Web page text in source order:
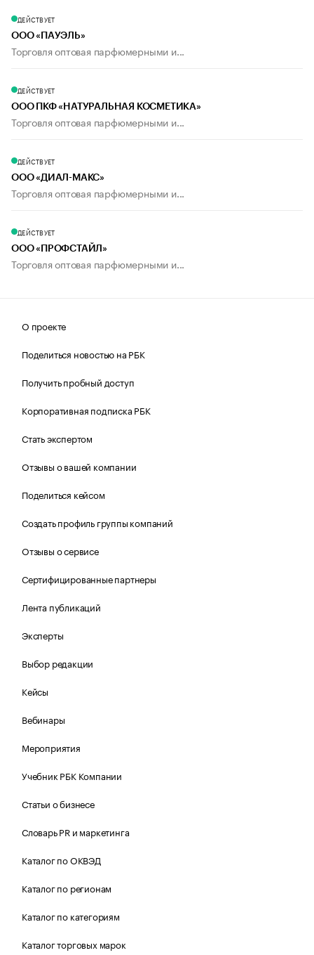
ДЕЙСТВУЕТ
ООО «ПАУЭЛЬ»
Торговля оптовая парфюмерными и...
ДЕЙСТВУЕТ
ООО ПКФ «НАТУРАЛЬНАЯ КОСМЕТИКА»
Торговля оптовая парфюмерными и...
ДЕЙСТВУЕТ
ООО «ДИАЛ-МАКС»
Торговля оптовая парфюмерными и...
ДЕЙСТВУЕТ
ООО «ПРОФСТАЙЛ»
Торговля оптовая парфюмерными и...
О проекте
Поделиться новостью на РБК
Получить пробный доступ
Корпоративная подписка РБК
Стать экспертом
Отзывы о вашей компании
Поделиться кейсом
Создать профиль группы компаний
Отзывы о сервисе
Сертифицированные партнеры
Лента публикаций
Эксперты
Выбор редакции
Кейсы
Вебинары
Мероприятия
Учебник РБК Компании
Статьи о бизнесе
Словарь PR и маркетинга
Каталог по ОКВЭД
Каталог по регионам
Каталог по категориям
Каталог торговых марок